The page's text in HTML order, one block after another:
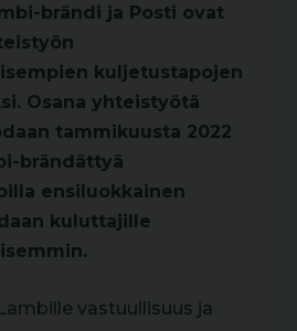
brändi ja Posti ovat
kuljetustapojen
Osana yhteistyötä
tammikuusta 2022
brändättyä
ensiluokkainen
kuluttajille
vastuullisuus ja